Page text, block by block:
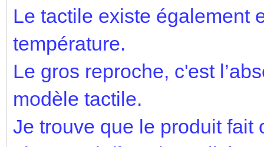
Le tactile existe également
température.
Le gros reproche, c'est
modèle tactile.
Je trouve que le produit fait